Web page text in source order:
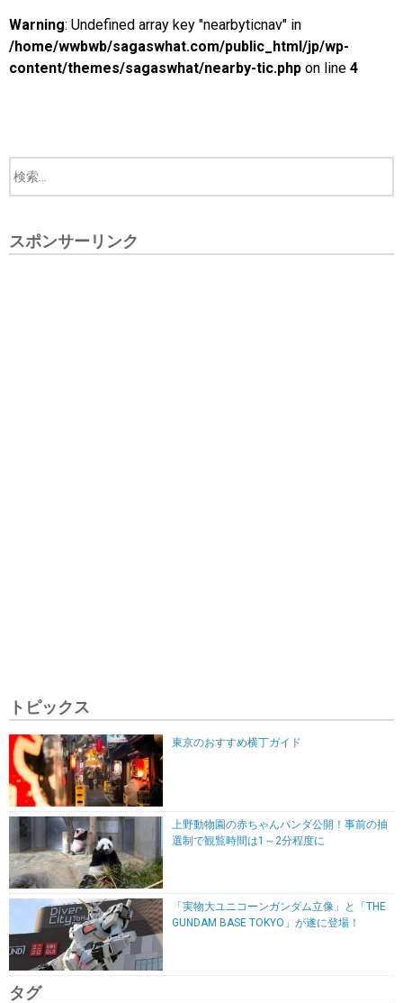
Warning: Undefined array key "nearbyticnav" in
/home/wwbwb/sagaswhat.com/public_html/jp/wp-
content/themes/sagaswhat/nearby-tic.php on line 4
スポンサーリンク
トピックス
東京のおすすめ横丁ガイド
上野動物園の赤ちゃんパンダ公開！事前の抽
選制で観覧時間は1～2分程度に
「実物大ユニコーンガンダム立像」と「THE
GUNDAM BASE TOKYO」が遂に登場！
タグ